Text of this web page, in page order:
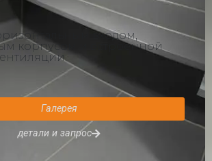
входом,
корпусом и встроенной
Галерея
детали и запрос